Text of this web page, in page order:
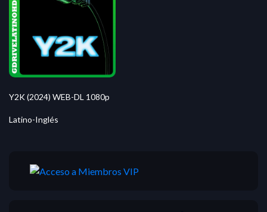
Y2K (2024) WEB-DL 1080p
Latino-Inglés